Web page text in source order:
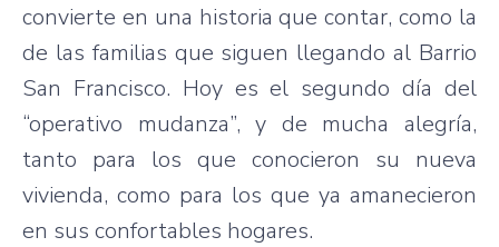
convierte en una historia que contar, como la
de las familias que siguen llegando al Barrio
San Francisco. Hoy es el segundo día del
“operativo mudanza”, y de mucha alegría,
tanto para los que conocieron su nueva
vivienda, como para los que ya amanecieron
en sus confortables hogares.